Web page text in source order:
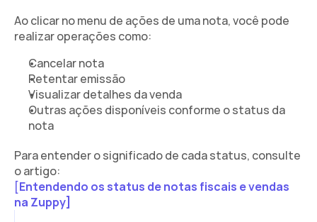
Ao clicar no menu de ações de uma nota, você pode
realizar operações como:
Cancelar nota
Retentar emissão
Visualizar detalhes da venda
Outras ações disponíveis conforme o status da
nota
Para entender o significado de cada status, consulte
o artigo:
[Entendendo os status de notas fiscais e vendas
na Zuppy]